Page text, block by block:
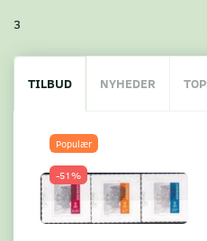
3
TILBUD NYHEDER
Populær
-51%